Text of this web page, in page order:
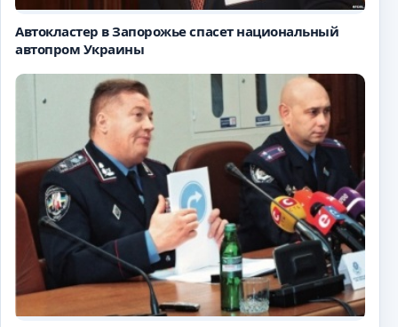
Автокластер в Запорожье спасет национальный
автопром Украины